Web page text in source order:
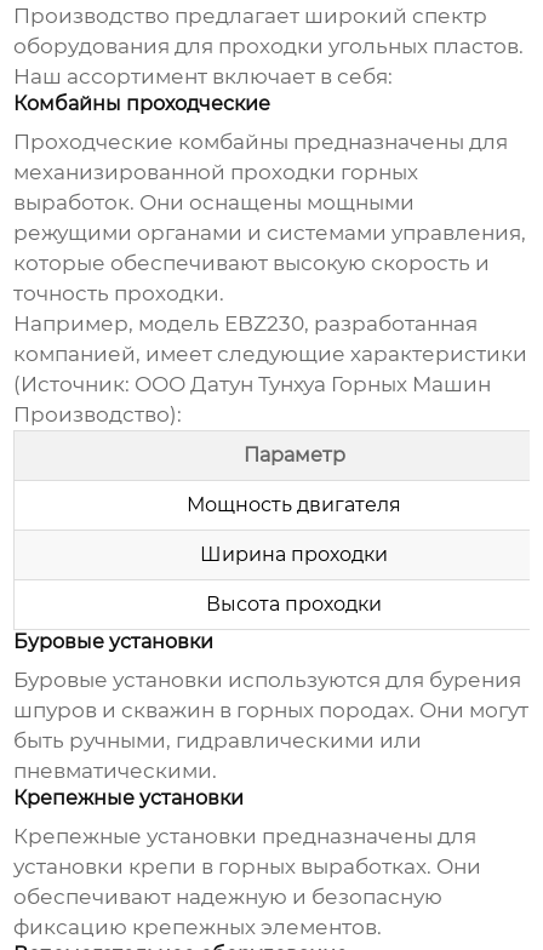
Производство предлагает широкий спектр
оборудования для проходки угольных пластов.
Наш ассортимент включает в себя:
Комбайны проходческие
Проходческие комбайны предназначены для
механизированной проходки горных
выработок. Они оснащены мощными
режущими органами и системами управления,
которые обеспечивают высокую скорость и
точность проходки.
Например, модель EBZ230, разработанная
компанией, имеет следующие характеристики
(Источник: ООО Датун Тунхуа Горных Машин
Производство):
Параметр
Мощность двигателя
Ширина проходки
Высота проходки
Буровые установки
Буровые установки используются для бурения
шпуров и скважин в горных породах. Они могут
быть ручными, гидравлическими или
пневматическими.
Крепежные установки
Крепежные установки предназначены для
установки крепи в горных выработках. Они
обеспечивают надежную и безопасную
фиксацию крепежных элементов.